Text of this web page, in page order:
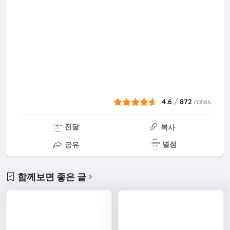
4.6 / 872 rates
전달
복사
공유
별점
함께보면 좋은 글